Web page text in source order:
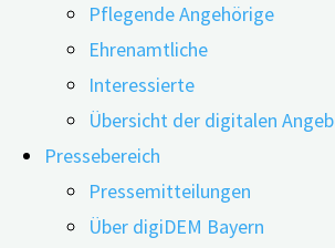
Pflegende Angehörige
Ehrenamtliche
Interessierte
Übersicht der digitalen
Pressebereich
Pressemitteilungen
Über digiDEM Bayern
geeignet, das Demenzrisiko zu senken?
untersuchten Forschende mit Fokus
Alter zwischen 55 und 75 Jahren, die
Demenzrisiko hatten. Dabei wurden
Bevölkerungsgruppen mit niedrigem
sozioökonomischem Status aus
andererseits die Gesamtbevölkerung